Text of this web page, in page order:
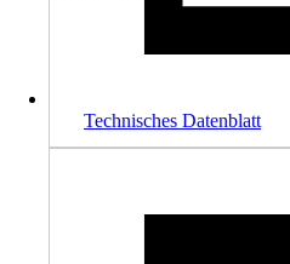
Technisches Datenblatt